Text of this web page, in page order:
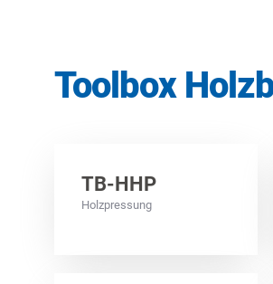
Toolbox
TB-HHP
Holzpressung